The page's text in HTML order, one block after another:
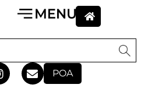
POA